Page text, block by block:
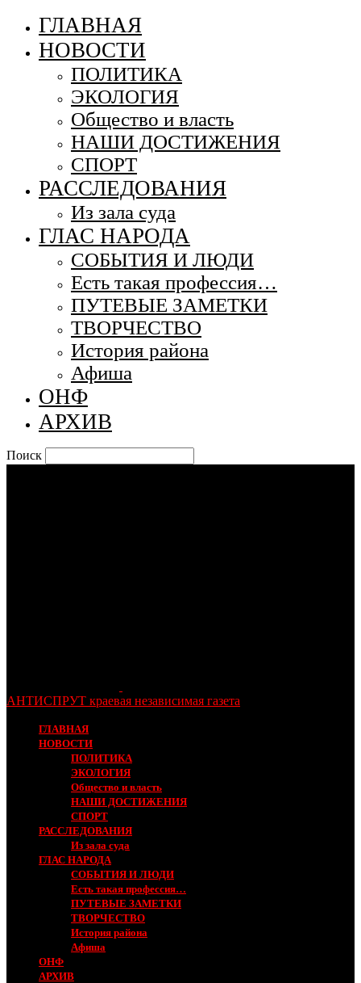
ГЛАВНАЯ
НОВОСТИ
ПОЛИТИКА
ЭКОЛОГИЯ
Общество и власть
НАШИ ДОСТИЖЕНИЯ
СПОРТ
РАССЛЕДОВАНИЯ
Из зала суда
ГЛАС НАРОДА
СОБЫТИЯ И ЛЮДИ
Есть такая профессия…
ПУТЕВЫЕ ЗАМЕТКИ
ТВОРЧЕСТВО
История района
Афиша
ОНФ
АРХИВ
Поиск
АНТИСПРУТ краевая независимая газета
ГЛАВНАЯ
НОВОСТИ
ПОЛИТИКА
ЭКОЛОГИЯ
Общество и власть
НАШИ ДОСТИЖЕНИЯ
СПОРТ
РАССЛЕДОВАНИЯ
Из зала суда
ГЛАС НАРОДА
СОБЫТИЯ И ЛЮДИ
Есть такая профессия…
ПУТЕВЫЕ ЗАМЕТКИ
ТВОРЧЕСТВО
История района
Афиша
ОНФ
АРХИВ